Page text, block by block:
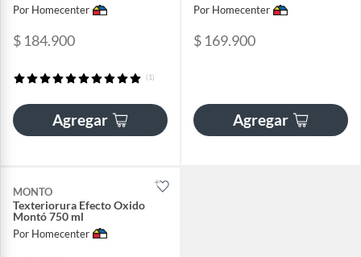
Por Homecenter
$ 184.900
(1)
Agregar
Por Homecenter
$ 169.900
Agregar
MONTO
Texteriorura Efecto Oxido
Montó 750 ml
Por Homecenter